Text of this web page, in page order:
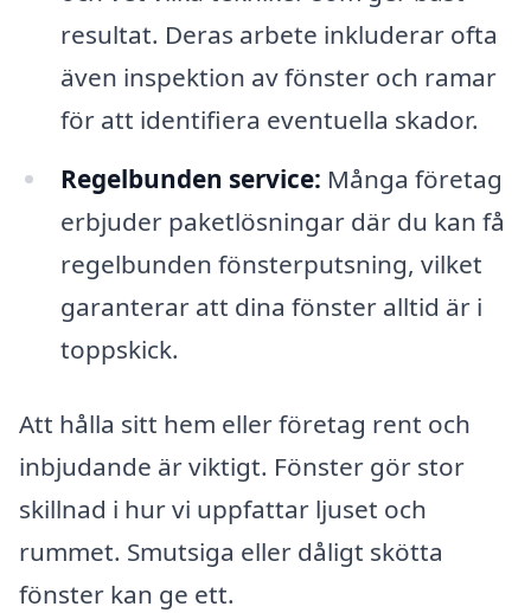
resultat. Deras arbete inkluderar ofta
även inspektion av fönster och ramar
för att identifiera eventuella skador.
Regelbunden service: Många företag
erbjuder paketlösningar där du kan få
regelbunden fönsterputsning, vilket
garanterar att dina fönster alltid är i
toppskick.
Att hålla sitt hem eller företag rent och
inbjudande är viktigt. Fönster gör stor
skillnad i hur vi uppfattar ljuset och
rummet. Smutsiga eller dåligt skötta
fönster kan ge ett.